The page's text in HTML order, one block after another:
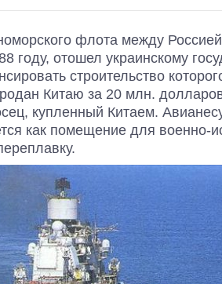
флота между
году, отошел украинскому
строительство
Китаю за 20 млн.
купленный Китаем.
как помещение для военно-